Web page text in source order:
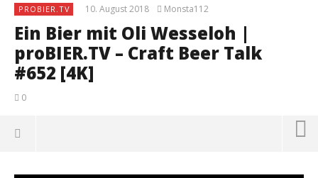
PROBIER.TV 10. August 2018 Monsta112
Ein Bier mit Oli Wesseloh |
proBIER.TV – Craft Beer Talk
#652 [4K]
0